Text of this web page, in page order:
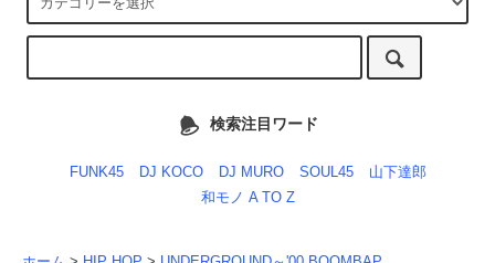
検索注目ワード
FUNK45 DJ KOCO DJ MURO SOUL45
山下達郎
和モノ A TO Z